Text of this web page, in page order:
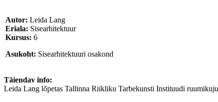
Autor: Leida Lang
Eriala: Sisearhitektuur
Kursus: 6
Asukoht: Sisearhitektuuri osakond
Täiendav info:
Leida Lang lõpetas Tallinna Riikliku Tarbekunsti Instituudi